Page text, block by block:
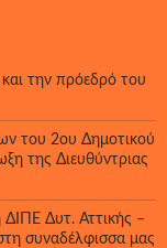
την πρόεδρό του
του 2ου Δημοτικού
της Διευθύντριας
ΔΙΠΕ Δυτ. Αττικής –
συναδέλφισσα μας